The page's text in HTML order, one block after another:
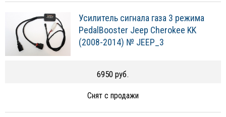
Усилитель сигнала газа 3 режима
PedalBooster Jeep Cherokee KK
(2008-2014) № JEEP_3
6950 руб.
Снят с продажи